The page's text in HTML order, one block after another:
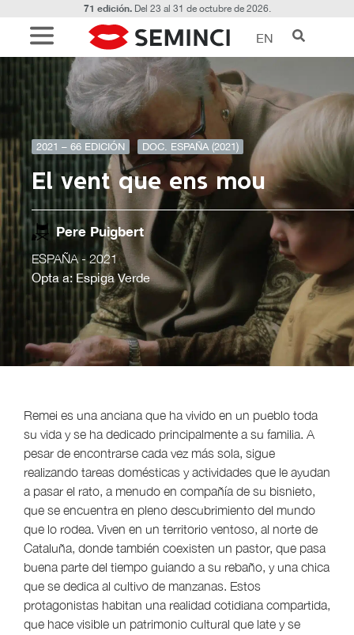
71 edición.Del 23 al 31 de octubre de 2026.
EN
2021 – 66 EDICIÓN DOC. ESPAÑA (2021)
El vent que ens mou
Pere Puigbert
ESPAÑA- 2021
Opta a: Espiga Verde
Remei es una anciana que ha vivido en un pueblo toda
su vida y se ha dedicado principalmente a su familia. A
pesar de encontrarse cada vez más sola, sigue
realizando tareas domésticas y actividades que le ayudan
a pasar el rato, a menudo en compañía de su bisnieto,
que se encuentra en pleno descubrimiento del mundo
que lo rodea. Viven en un territorio ventoso, al norte de
Cataluña, donde también coexisten un pastor, que pasa
buena parte del tiempo guiando a su rebaño, y una chica
que se dedica al cultivo de manzanas. Estos
protagonistas habitan una realidad cotidiana compartida,
que hace visible un patrimonio cultural que late y se